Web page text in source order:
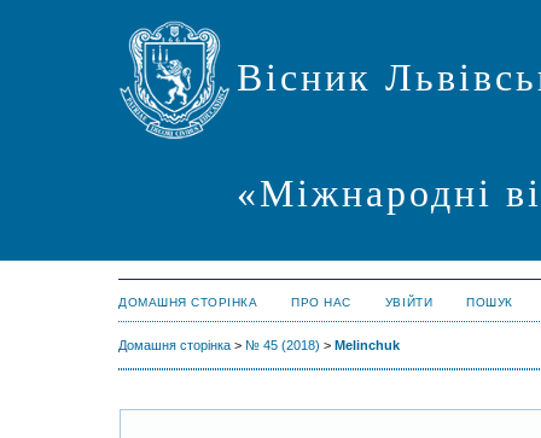
Вісник
«Міжнародні
ДОМАШНЯ СТОРІНКА ПРО НАС УВІЙТИ ПОШУК
Домашня сторінка > № 45 (2018) > Melinchuk